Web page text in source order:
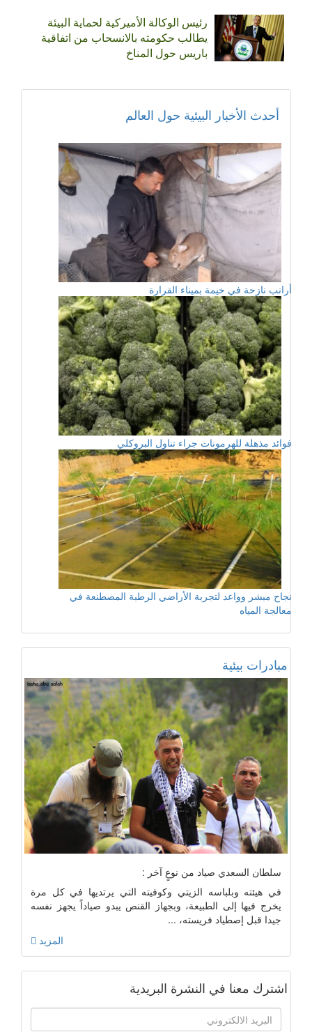
رئيس الوكالة الأميركية لحماية البيئة
يطالب حكومته بالانسحاب من اتفاقية
باريس حول المناخ
أحدث الأخبار البيئية حول العالم
أرانب نازحة في خيمة بميناء القرارة
فوائد مذهلة للهرمونات جراء تناول البروكلي
نجاح مبشر وواعد لتجربة الأراضي الرطبة المصطنعة في
معالجة المياه
مبادرات بيئية
سلطان السعدي صياد من نوعٍ آخر :
في هيئته وبلباسه الزيتي وكوفيته التي يرتديها في كل مرة
يخرج فيها إلى الطبيعة، وبجهاز القنص يبدو صياداً يجهز نفسه
جيدا قبل إصطياد فريسته، ...
المزيد
اشترك معنا في النشرة البريدية